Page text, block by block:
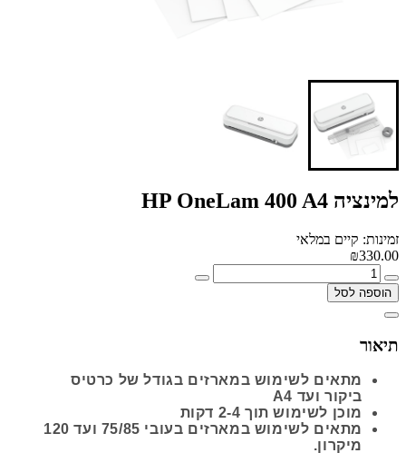
למינציה HP OneLam 400 A4
זמינות: קיים במלאי
₪330.00
הוספה לסל
תיאור
מתאים לשימוש במארזים בגודל של כרטיס
ביקור ועד A4
מוכן לשימוש תוך 2-4 דקות
מתאים לשימוש במארזים בעובי 75/85 ועד 120
מיקרון.